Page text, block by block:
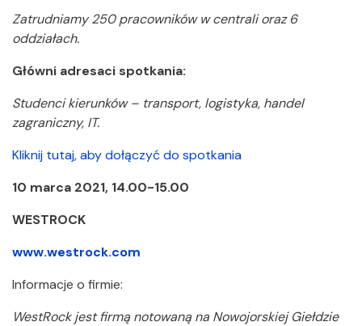
Zatrudniamy 250 pracowników w centrali oraz 6
oddziałach.
Główni adresaci spotkania:
Studenci kierunków – transport, logistyka, handel
zagraniczny, IT.
Kliknij tutaj, aby dołączyć do spotkania
10 marca 2021, 14.00-15.00
WESTROCK
www.westrock.com
Informacje o firmie:
WestRock jest firmą notowaną na Nowojorskiej Giełdzie